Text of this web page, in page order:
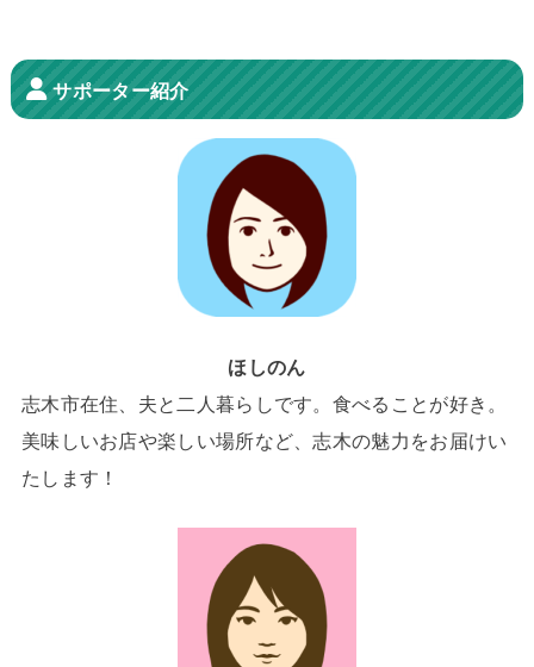
サポーター紹介
ほしのん
志木市在住、夫と二人暮らしです。食べることが好き。
美味しいお店や楽しい場所など、志木の魅力をお届けい
たします！